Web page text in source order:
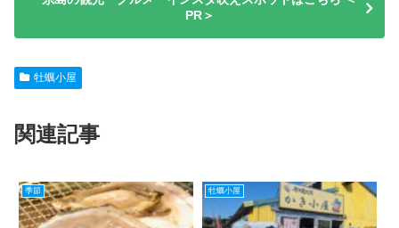
PR＞
牡蠣小屋
関連記事
季節 牡蠣小屋